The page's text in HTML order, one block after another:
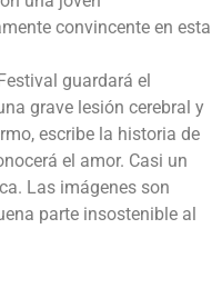
convincente en esta
guardará el
grave lesión cerebral y
escribe la historia de
el amor. Casi un
Las imágenes son
parte insostenible al